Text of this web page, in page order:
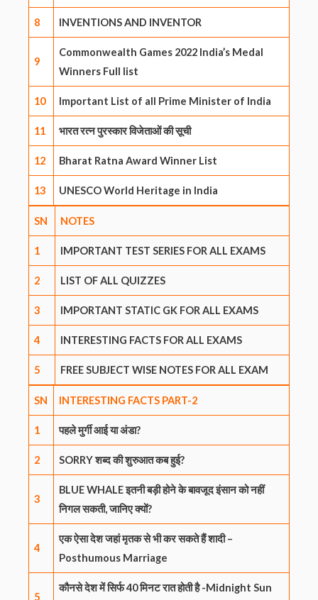
8 INVENTIONS AND INVENTOR
9
Commonwealth Games 2022 India’s Medal
Winners Full list
10 Important List of all Prime Minister of India
11 भारत रत्न पुरस्कार विजेताओं की सूची
12 Bharat Ratna Award Winner List
13 UNESCO World Heritage in India
SN NOTES
1 IMPORTANT TEST SERIES FOR ALL EXAMS
2 LIST OF ALL QUIZZES
3 IMPORTANT STATIC GK FOR ALL EXAMS
4 INTERESTING FACTS FOR ALL EXAMS
5 FREE SUBJECT WISE NOTES FOR ALL EXAM
SN INTERESTING FACTS PART-2
1 पहले मुर्गी आई या अंडा?
2 SORRY शब्द की शुरुआत कब हुई?
3
BLUE WHALE इतनी बड़ी होने के बावजूद इंसान को नहीं
निगल सकती, जानिए क्यों?
4
एक ऐसा देश जहां मृतक से भी कर सकते हैं शादी –
Posthumous Marriage
5
कौनसे देश में सिर्फ 40 मिनट रात होती है -Midnight Sun